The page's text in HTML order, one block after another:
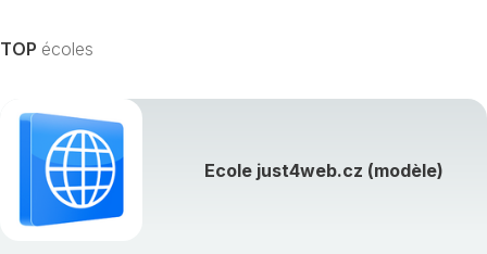
TOP écoles
Ecole just4web.cz (modèle)